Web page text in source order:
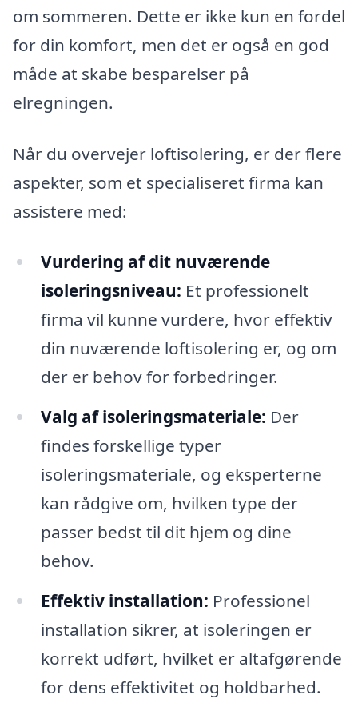
om sommeren. Dette er ikke kun en fordel
for din komfort, men det er også en god
måde at skabe besparelser på
elregningen.
Når du overvejer loftisolering, er der flere
aspekter, som et specialiseret firma kan
assistere med:
Vurdering af dit nuværende
isoleringsniveau: Et professionelt
firma vil kunne vurdere, hvor effektiv
din nuværende loftisolering er, og om
der er behov for forbedringer.
Valg af isoleringsmateriale: Der
findes forskellige typer
isoleringsmateriale, og eksperterne
kan rådgive om, hvilken type der
passer bedst til dit hjem og dine
behov.
Effektiv installation: Professionel
installation sikrer, at isoleringen er
korrekt udført, hvilket er altafgørende
for dens effektivitet og holdbarhed.